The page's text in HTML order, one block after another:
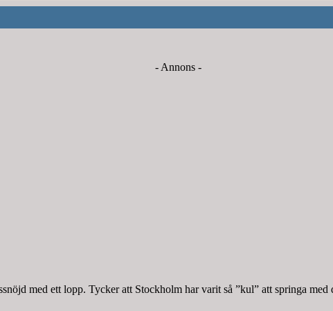
- Annons -
med ett lopp. Tycker att Stockholm har varit så ”kul” att springa med